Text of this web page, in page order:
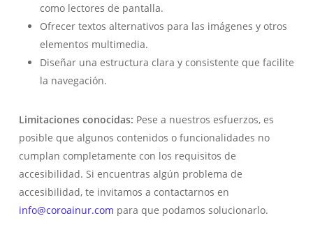
como lectores de pantalla.
Ofrecer textos alternativos para las imágenes y otros
elementos multimedia.
Diseñar una estructura clara y consistente que facilite
la navegación.
Limitaciones conocidas: Pese a nuestros esfuerzos, es
posible que algunos contenidos o funcionalidades no
cumplan completamente con los requisitos de
accesibilidad. Si encuentras algún problema de
accesibilidad, te invitamos a contactarnos en
info@coroainur.com para que podamos solucionarlo.